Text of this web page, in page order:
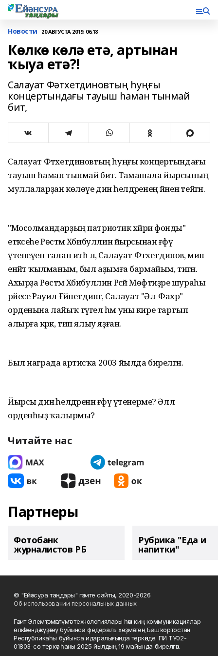
Новости 20 АВГУСТА 2019, 06:18
Көлкө көлә етә, артынан
ҡыуа етә?!
Салауат Фәтхетдиновтың һуңғы
концертындағы тауыш һаман тынмай
бит,
Салауат Фәтхетдиновтың һуңғы концертындағы
тауыш һаман тынмай бит. Тамашала йырсының
муллаларҙан көлөүе дин әһелдәренең йәненә тейгән.
"Мосолмандарҙың патриотик хәйриә фонды"
етәксеһе Рөстәм Хәбибуллин йырсынан ғәфү
үтенеүен талап итһә лә, Салауат Фәтхетдинов, мин
енәйәт ҡылманым, был аҙымға бармайым, тигән.
Ахырҙа Рөстәм Хәбибуллин Рәсәй Мөфтиҙәре шураһы
рәйесе Рауил Ғәйнетдингә, Салауат "Әл-Фахр"
орденына лайыҡ түгел һәм уны кире тартып
алырға кәрәк, тип ялыу яҙған.
Был награда артисҡа 2003 йылда бирелгән.
Йырсы дин әһелдәренән ғәфү үтенерме? Әллә
орденһыҙ ҡалырмы?
Читайте нас
Партнеры
Фотобанк
журналистов РБ
Рубрика "Еда и
напитки"
© "Ейәнсура таңдары" гәзите сайты, 2020-2026
Об использовании персональных данных
Гәзит Элемтә, мәғлүмәт технологиялары һәм киң коммуникациялар
өлкәһендә күҙәтеү буйынса федераль хеҙмәттең Башҡортостан
Республикаһы буйынса идаралығында теркәлде. ПИ ТУ02-
01803-сө теркәү һаны 2025 йылдың 19 майында бирелгән.